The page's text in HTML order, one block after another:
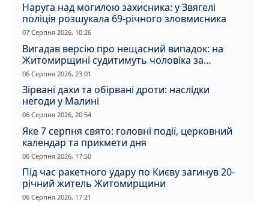
Наруга над могилою захисника: у Звягелі
поліція розшукала 69-річного зловмисника
07 Серпня 2026, 10:26
Вигадав версію про нещасний випадок: на
Житомирщині судитимуть чоловіка за
вбивство співмешканки
06 Серпня 2026, 23:01
Зірвані дахи та обірвані дроти: наслідки
негоди у Малині
06 Серпня 2026, 20:54
Яке 7 серпня свято: головні події, церковний
календар та прикмети дня
06 Серпня 2026, 17:50
Під час ракетного удару по Києву загинув 20-
річний житель Житомирщини
06 Серпня 2026, 17:21